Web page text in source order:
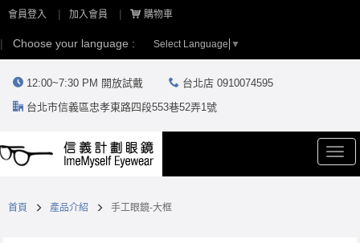
會員登入 加入會員 購物車
Choose your language : Select Language ▼
12:00~7:30 PM 開放試戴
台北店 0910074595
台北市信義區忠孝東路四段553巷52弄1號
首頁 產品介紹 手工眼鏡-大框